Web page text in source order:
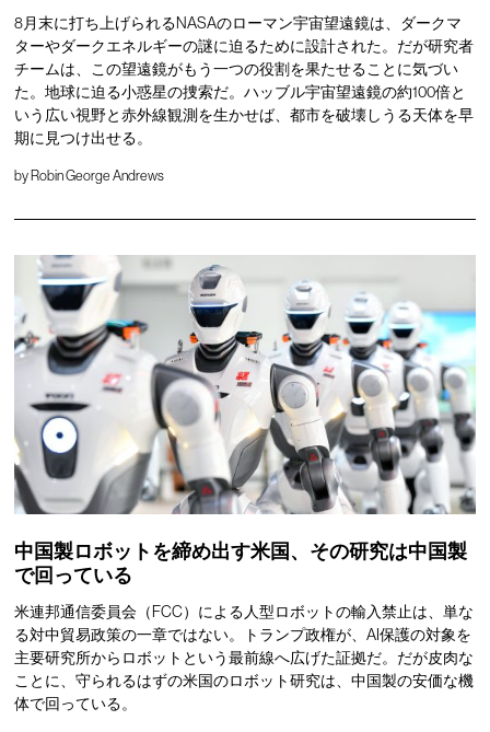
8月末に打ち上げられるNASAのローマン宇宙望遠鏡は、ダークマ
ターやダークエネルギーの謎に迫るために設計された。だが研究者
チームは、この望遠鏡がもう一つの役割を果たせることに気づい
た。地球に迫る小惑星の捜索だ。ハッブル宇宙望遠鏡の約100倍と
いう広い視野と赤外線観測を生かせば、都市を破壊しうる天体を早
期に見つけ出せる。
by Robin George Andrews
中国製ロボットを締め出す米国、その研究は中国製
で回っている
米連邦通信委員会（FCC）による人型ロボットの輸入禁止は、単な
る対中貿易政策の一章ではない。トランプ政権が、AI保護の対象を
主要研究所からロボットという最前線へ広げた証拠だ。だが皮肉な
ことに、守られるはずの米国のロボット研究は、中国製の安価な機
体で回っている。